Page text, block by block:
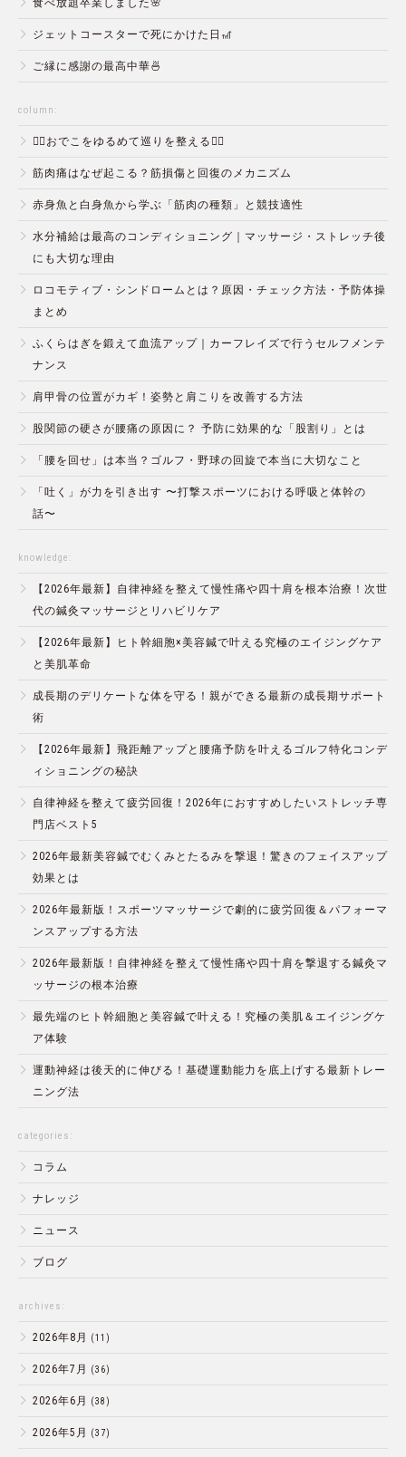
食べ放題卒業しました🌸
ジェットコースターで死にかけた日🎢
ご縁に感謝の最高中華🍜
column:
💆‍♀️おでこをゆるめて巡りを整える💆‍♂️
筋肉痛はなぜ起こる？筋損傷と回復のメカニズム
赤身魚と白身魚から学ぶ「筋肉の種類」と競技適性
水分補給は最高のコンディショニング｜マッサージ・ストレッチ後
にも大切な理由
ロコモティブ・シンドロームとは？原因・チェック方法・予防体操
まとめ
ふくらはぎを鍛えて血流アップ｜カーフレイズで行うセルフメンテ
ナンス
肩甲骨の位置がカギ！姿勢と肩こりを改善する方法
股関節の硬さが腰痛の原因に？ 予防に効果的な「股割り」とは
「腰を回せ」は本当？ゴルフ・野球の回旋で本当に大切なこと
「吐く」が力を引き出す 〜打撃スポーツにおける呼吸と体幹の
話〜
knowledge:
【2026年最新】自律神経を整えて慢性痛や四十肩を根本治療！次世
代の鍼灸マッサージとリハビリケア
【2026年最新】ヒト幹細胞×美容鍼で叶える究極のエイジングケア
と美肌革命
成長期のデリケートな体を守る！親ができる最新の成長期サポート
術
【2026年最新】飛距離アップと腰痛予防を叶えるゴルフ特化コンデ
ィショニングの秘訣
自律神経を整えて疲労回復！2026年におすすめしたいストレッチ専
門店ベスト5
2026年最新美容鍼でむくみとたるみを撃退！驚きのフェイスアップ
効果とは
2026年最新版！スポーツマッサージで劇的に疲労回復＆パフォーマ
ンスアップする方法
2026年最新版！自律神経を整えて慢性痛や四十肩を撃退する鍼灸マ
ッサージの根本治療
最先端のヒト幹細胞と美容鍼で叶える！究極の美肌＆エイジングケ
ア体験
運動神経は後天的に伸びる！基礎運動能力を底上げする最新トレー
ニング法
categories:
コラム
ナレッジ
ニュース
ブログ
archives:
2026年8月 (11)
2026年7月 (36)
2026年6月 (38)
2026年5月 (37)